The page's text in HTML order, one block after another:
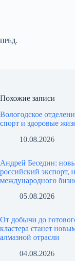
ПРЕД.
Похожие записи
Вологодское
спорт и здоровые
10.08.2026
Андрей Беседин:
российский экспорт,
международного
05.08.2026
От добычи до
кластера станет
алмазной отрасли
04.08.2026